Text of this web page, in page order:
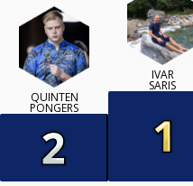
QUINTEN
PONGERS
IVAR
SARIS